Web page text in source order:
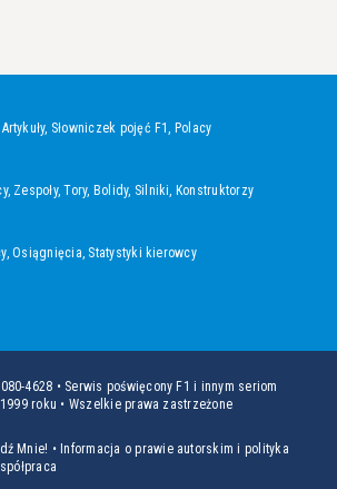
Artykuły, Słowniczek pojęć F1, Polacy
, Zespoły,Tory, Bolidy, Silniki, Konstruktorzy
,Osiągnięcia, Statystyki kierowcy
4628 • Serwis poświęcony F1 i innym seriom
roku • Wszelkie prawa zastrzeżone
Mnie! • Informacja o prawie autorskim i polityka